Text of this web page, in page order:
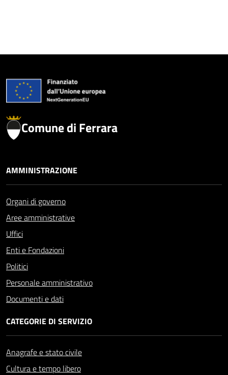
Comune di Ferrara
AMMINISTRAZIONE
Organi di governo
Aree amministrative
Uffici
Enti e Fondazioni
Politici
Personale amministrativo
Documenti e dati
CATEGORIE DI SERVIZIO
Anagrafe e stato civile
Cultura e tempo libero